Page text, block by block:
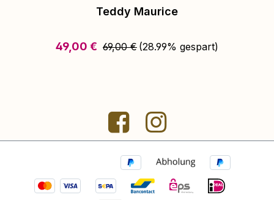
Teddy Maurice
Verkaufspreis:
49,00 € Regulärer Preis:
69,00 € (28.99% gespart)